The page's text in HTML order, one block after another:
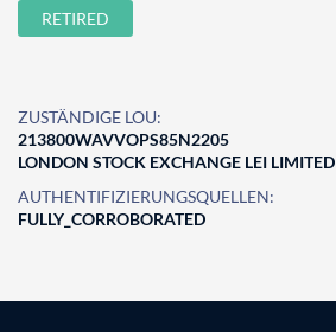
RETIRED
ZUSTÄNDIGE LOU:
213800WAVVOPS85N2205
LONDON STOCK EXCHANGE LEI LIMITED
AUTHENTIFIZIERUNGSQUELLEN:
FULLY_CORROBORATED